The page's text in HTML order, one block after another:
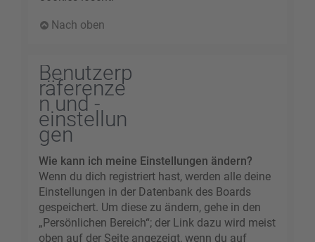
Nach oben
Benutzerp
räferenze
n und -
einstellun
gen
Wie kann ich meine Einstellungen ändern?
Wenn du dich registriert hast, werden alle deine
Einstellungen in der Datenbank des Boards
gespeichert. Um diese zu ändern, gehe in den
„Persönlichen Bereich“; der Link dazu wird meist
oben auf der Seite angezeigt, wenn du auf